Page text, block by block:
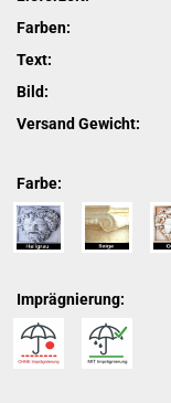
Farben:
Text:
Bild:
Versand Gewicht:
Farbe:
Imprägnierung: